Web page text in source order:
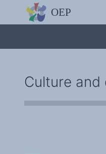
EOP Leaflet
Personal data protection
6th European Conference on
Culture